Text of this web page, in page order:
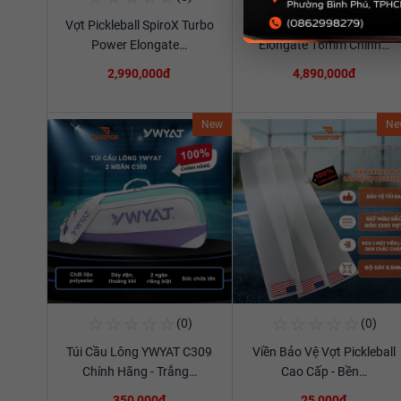
Xem chi tiết
Vợt Pickleball SpiroX Turbo
Power Elongate…
2,990,000đ
Vợt Pickleball RPM V2
Elongate 16mm Chính…
4,890,000đ
New
Xem chi tiết
(0)
Túi Cầu Lông YWYAT C309
Chính Hãng - Trắng…
Xem chi tiết
(0)
Viền Bảo Vệ Vợt Pickleball
Cao Cấp - Bền…